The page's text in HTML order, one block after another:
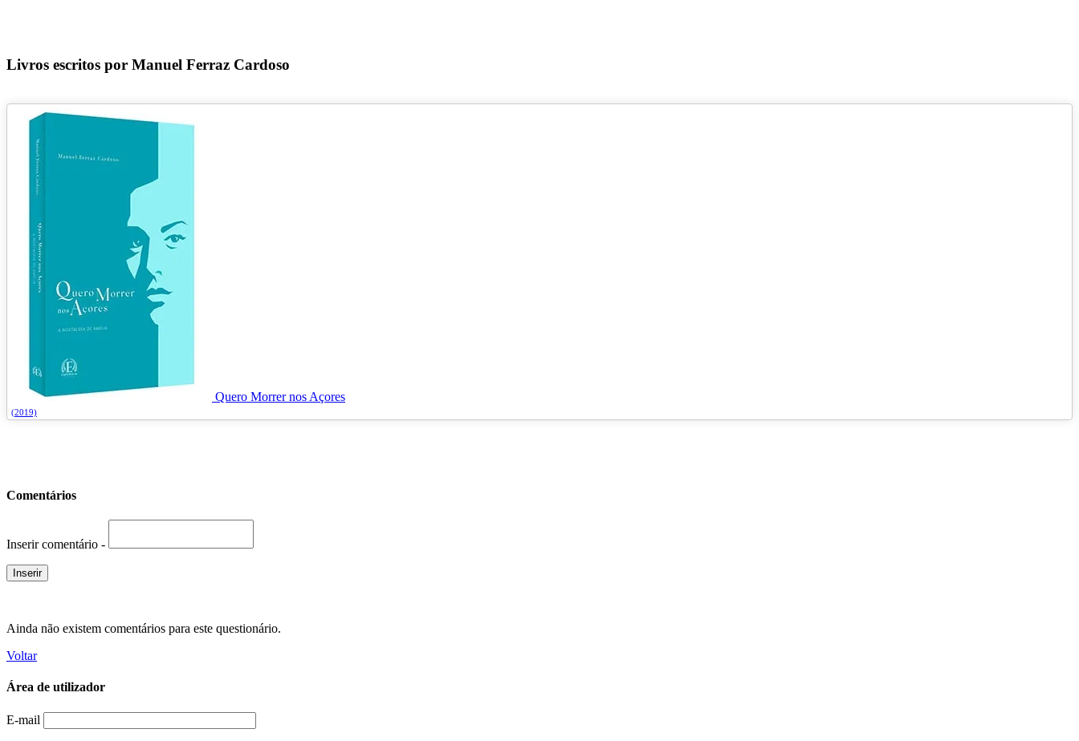
Livros escritos por Manuel Ferraz Cardoso
Quero Morrer nos Açores
(2019)
Comentários
Inserir comentário -
Ainda não existem comentários para este questionário.
Voltar
Área de utilizador
E-mail